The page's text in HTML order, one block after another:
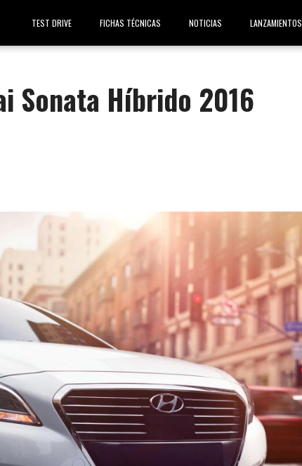
TEST DRIVE FICHAS TÉCNICAS NOTICIAS LANZAMIENTOS
Sonata Híbrido 2016